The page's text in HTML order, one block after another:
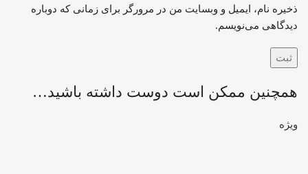
ذخیره نام، ایمیل و وبسایت من در مرورگر برای زمانی که دوباره
دیدگاهی می‌نویسم.
همچنین ممکن است دوست داشته باشید…
ویژه